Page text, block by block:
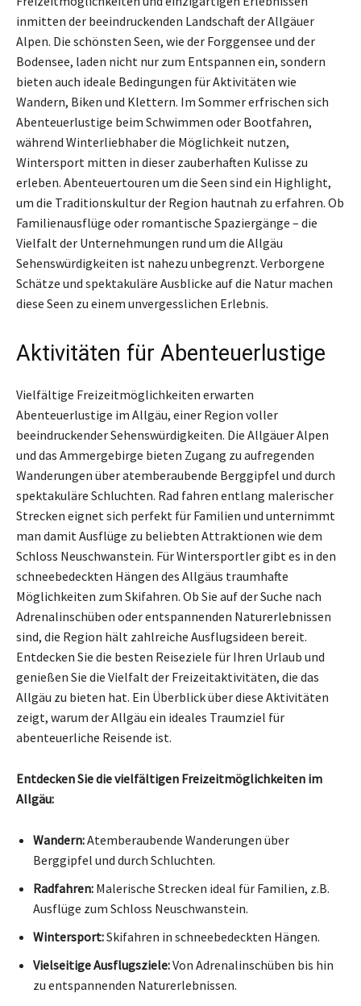
inmitten der beeindruckenden Landschaft der Allgäuer
Alpen. Die schönsten Seen, wie der Forggensee und der
Bodensee, laden nicht nur zum Entspannen ein, sondern
bieten auch ideale Bedingungen für Aktivitäten wie
Wandern, Biken und Klettern. Im Sommer erfrischen sich
Abenteuerlustige beim Schwimmen oder Bootfahren,
während Winterliebhaber die Möglichkeit nutzen,
Wintersport mitten in dieser zauberhaften Kulisse zu
erleben. Abenteuertouren um die Seen sind ein Highlight,
um die Traditionskultur der Region hautnah zu erfahren. Ob
Familienausflüge oder romantische Spaziergänge – die
Vielfalt der Unternehmungen rund um die Allgäu
Sehenswürdigkeiten ist nahezu unbegrenzt. Verborgene
Schätze und spektakuläre Ausblicke auf die Natur machen
diese Seen zu einem unvergesslichen Erlebnis.
Aktivitäten für Abenteuerlustige
Vielfältige Freizeitmöglichkeiten erwarten
Abenteuerlustige im Allgäu, einer Region voller
beeindruckender Sehenswürdigkeiten. Die Allgäuer Alpen
und das Ammergebirge bieten Zugang zu aufregenden
Wanderungen über atemberaubende Berggipfel und durch
spektakuläre Schluchten. Rad fahren entlang malerischer
Strecken eignet sich perfekt für Familien und unternimmt
man damit Ausflüge zu beliebten Attraktionen wie dem
Schloss Neuschwanstein. Für Wintersportler gibt es in den
schneebedeckten Hängen des Allgäus traumhafte
Möglichkeiten zum Skifahren. Ob Sie auf der Suche nach
Adrenalinschüben oder entspannenden Naturerlebnissen
sind, die Region hält zahlreiche Ausflugsideen bereit.
Entdecken Sie die besten Reiseziele für Ihren Urlaub und
genießen Sie die Vielfalt der Freizeitaktivitäten, die das
Allgäu zu bieten hat. Ein Überblick über diese Aktivitäten
zeigt, warum der Allgäu ein ideales Traumziel für
abenteuerliche Reisende ist.
Entdecken Sie die vielfältigen Freizeitmöglichkeiten im
Allgäu:
Wandern:Atemberaubende Wanderungen über
Berggipfel und durch Schluchten.
Radfahren: Malerische Strecken ideal für Familien, z.B.
Ausflüge zum Schloss Neuschwanstein.
Wintersport:Skifahren in schneebedeckten Hängen.
Vielseitige Ausflugsziele:Von Adrenalinschüben bis hin
zu entspannenden Naturerlebnissen.